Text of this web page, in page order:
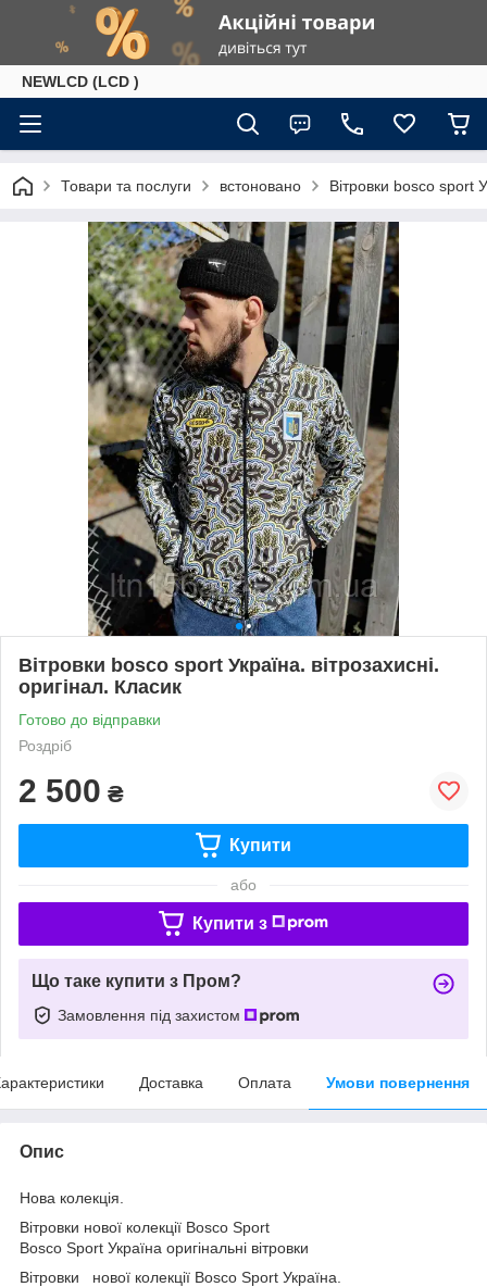
NEWLCD (LCD )
Товари та послуги встоновано Вітровки bosco sport
Вітровки bosco sport Україна. вітрозахисні.
оригінал. Класик
Готово до відправки
Роздріб
2 500 ₴
Купити
або
Купити з
Що таке купити з Пром?
Замовлення під захистом
Доставка Оплата Умови повернення
Опис
Нова колекція.
Вітровки нової колекції Bosco Sport
Bosco Sport Україна оригінальні вітровки
Вітровки нової колекції Bosco Sport Україна.